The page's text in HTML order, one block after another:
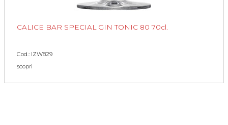
CALICE BAR SPECIAL GIN TONIC 80 70cl.
Cod.: IZW829
scopri